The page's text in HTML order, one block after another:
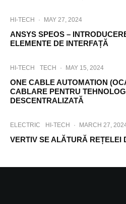
HI-TECH · MAY 27, 2024
ANSYS SPEOS –
ELEMENTE DE INTERFAȚĂ
HI-TECH TECH · MAY 15, 2024
ONE CABLE AUTOMATION
CABLARE PENTRU
DESCENTRALIZATĂ
ELECTRIC HI-TECH · MARCH 27,
VERTIV SE ALĂTURĂ REȚELEI